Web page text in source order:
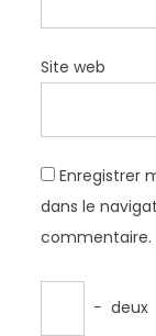
Site web
Enregistrer
dans le
commentaire.
− deux